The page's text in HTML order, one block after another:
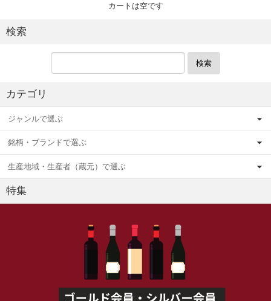
カートは空です
検索
検索
カテゴリ
ジャンルで選ぶ
銘柄・ブランドで選ぶ
生産地域・生産者（蔵元）で選ぶ
特集